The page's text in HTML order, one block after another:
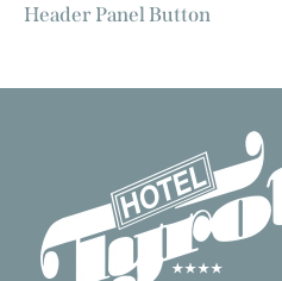
Header Panel Button